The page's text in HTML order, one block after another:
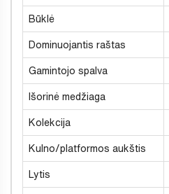
Būklė
Dominuojantis raštas
Gamintojo spalva
Išorinė medžiaga
Kolekcija
Kulno/platformos aukštis
Lytis